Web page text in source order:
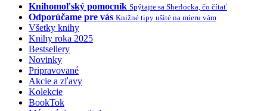
Knihomoľský pomocník Spýtajte sa Sherlocka, čo čítať
Odporúčame pre vás Knižné tipy ušité na mieru vám
Všetky knihy
Knihy roka 2025
Bestsellery
Novinky
Pripravované
Akcie a zľavy
Kolekcie
BookTok